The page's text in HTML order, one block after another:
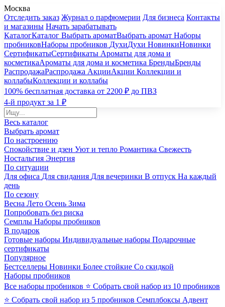
Москва
Отследить заказ Журнал о парфюмерии Для бизнеса Контакты
и магазины Начать зарабатывать
КаталогКаталог Выбрать ароматВыбрать аромат Наборы
пробниковНаборы пробников ДухиДухи НовинкиНовинки
СертификатыСертификаты Ароматы для дома и
косметикаАроматы для дома и косметика БрендыБренды
РаспродажаРаспродажа АкцииАкции Коллекции и
коллабыКоллекции и коллабы
100% бесплатная доставка от 2200 ₽ до ПВЗ
4-й продукт за 1 ₽
Весь каталог
Выбрать аромат
По настроению
Спокойствие и дзен Уют и тепло Романтика Свежесть
Ностальгия Энергия
По ситуации
Для офиса Для свидания Для вечеринки В отпуск На каждый
день
По сезону
Весна Лето Осень Зима
Попробовать без риска
Семплы Наборы пробников
В подарок
Готовые наборы Индивидуальные наборы Подарочные
сертификаты
Популярное
Бестселлеры Новинки Более стойкие Со скидкой
Наборы пробников
Все наборы пробников ⭐ Собрать свой набор из 10 пробников
⭐ Собрать свой набор из 5 пробников Семплбоксы Адвент